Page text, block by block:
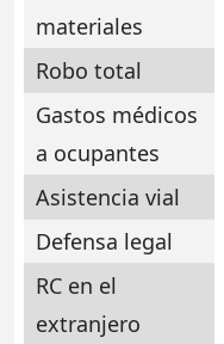
materiales
Robo total
Gastos médicos
a ocupantes
Asistencia vial
Defensa legal
RC en el
extranjero